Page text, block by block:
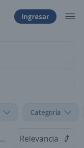
Ingresar
Categoría
Relevancia